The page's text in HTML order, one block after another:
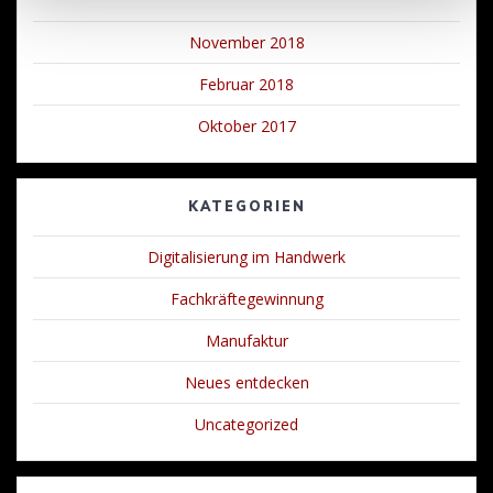
November 2018
Februar 2018
Oktober 2017
KATEGORIEN
Digitalisierung im Handwerk
Fachkräftegewinnung
Manufaktur
Neues entdecken
Uncategorized